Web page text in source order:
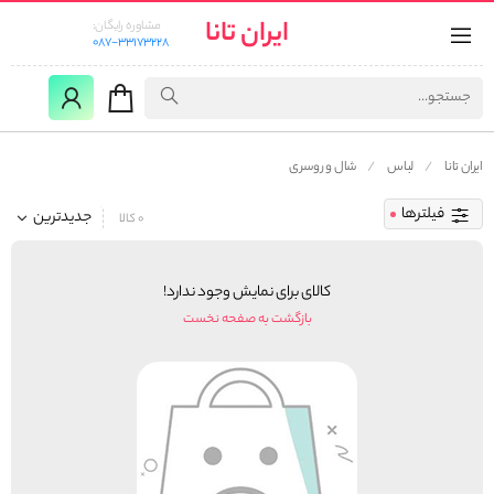
ایران تانا
مشاوره رایگان:
087-33173228
ایران تانا لباس شال و روسری
فیلترها جدیدترین 0 کالا
کالای برای نمایش وجود ندارد!
بازگشت به صفحه نخست